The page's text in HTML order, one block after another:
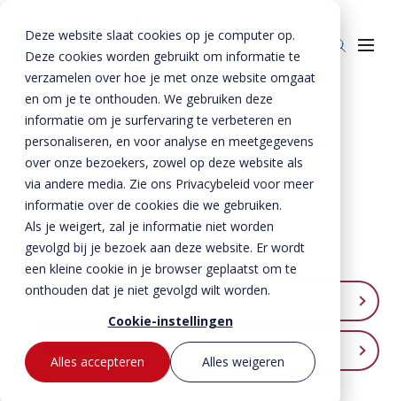
Deze website slaat cookies op je computer op.
Deze cookies worden gebruikt om informatie te
verzamelen over hoe je met onze website omgaat
en om je te onthouden. We gebruiken deze
informatie om je surfervaring te verbeteren en
personaliseren, en voor analyse en meetgegevens
over onze bezoekers, zowel op deze website als
via andere media. Zie ons Privacybeleid voor meer
informatie over de cookies die we gebruiken.
Als je weigert, zal je informatie niet worden
gevolgd bij je bezoek aan deze website. Er wordt
een kleine cookie in je browser geplaatst om te
onthouden dat je niet gevolgd wilt worden.
Cookie-instellingen
Alles accepteren
Alles weigeren
Producten
Beton
Betonproducten
Lateien
Spekbanden
Gevelbanden
Raamdorpels
Kozijnkaders
Producten voor kant-en-klaar gevels
Lateien
Spekbanden
Raamdorpels
Vogelstenen
Staal
Staalproducten
Lateien
Geveldragers
Borstweringssteunen
BTE Groep
Onze verhalen
Over ons
Historie
Werken bij Vebo
MVO
Downloads
Certificaten
Verwerkingsadviezen
Prestatieverklaringen
Contact met Vebo
Offerte aanvragen
Home» Service»Downloads
Downloads
Verfijn je zoekopdracht
Zoek
Categorie